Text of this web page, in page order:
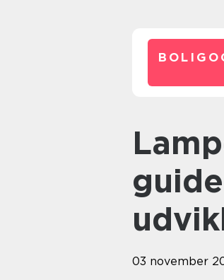
Lampe til badeværelse: En
03 november